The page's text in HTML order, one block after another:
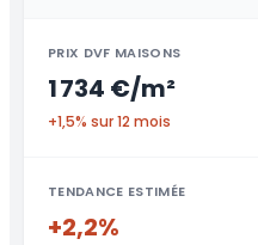
PRIX DVF MAISONS
1 734 €/m²
+1,5% sur 12 mois
TENDANCE ESTIMÉE
+2,2%